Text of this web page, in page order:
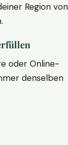
Region von
oder Online-
denselben